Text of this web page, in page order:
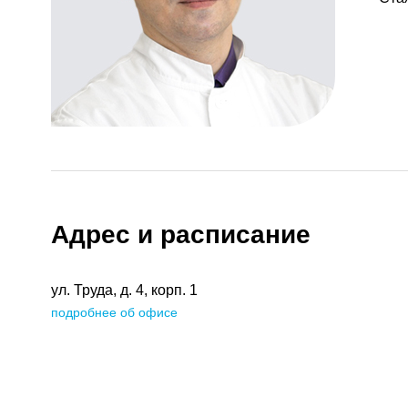
Адрес и расписание
ул. Труда, д. 4, корп. 1
подробнее об офисе